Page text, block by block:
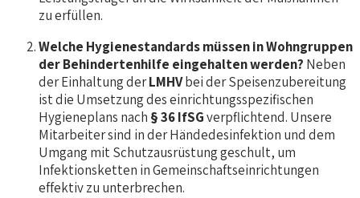
zu erfüllen.
Welche Hygienestandards müssen in Wohngruppen
der Behindertenhilfe eingehalten werden? Neben
der Einhaltung derLMHVbei der Speisenzubereitung
ist die Umsetzung des einrichtungsspezifischen
Hygieneplans nach § 36 IfSGverpflichtend. Unsere
Mitarbeiter sind in der Händedesinfektion und dem
Umgang mit Schutzausrüstung geschult, um
Infektionsketten in Gemeinschaftseinrichtungen
effektiv zu unterbrechen.